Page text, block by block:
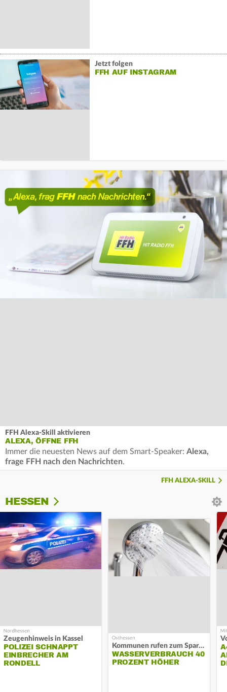
Jetzt folgen
FFH AUF INSTAGRAM
FFH Alexa-Skill aktivieren
ALEXA, ÖFFNE FFH
Immer die neuesten News auf dem Smart-Speaker: Alexa,
frage FFH nach den Nachrichten.
FFH ALEXA-SKILL
HESSEN
Zeugenhinweis in Kassel
POLIZEI SCHNAPPT
EINBRECHER AM
RONDELL
Kommunen rufen zum Sparen auf
WASSERVERBRAUCH 40
PROZENT HÖHER